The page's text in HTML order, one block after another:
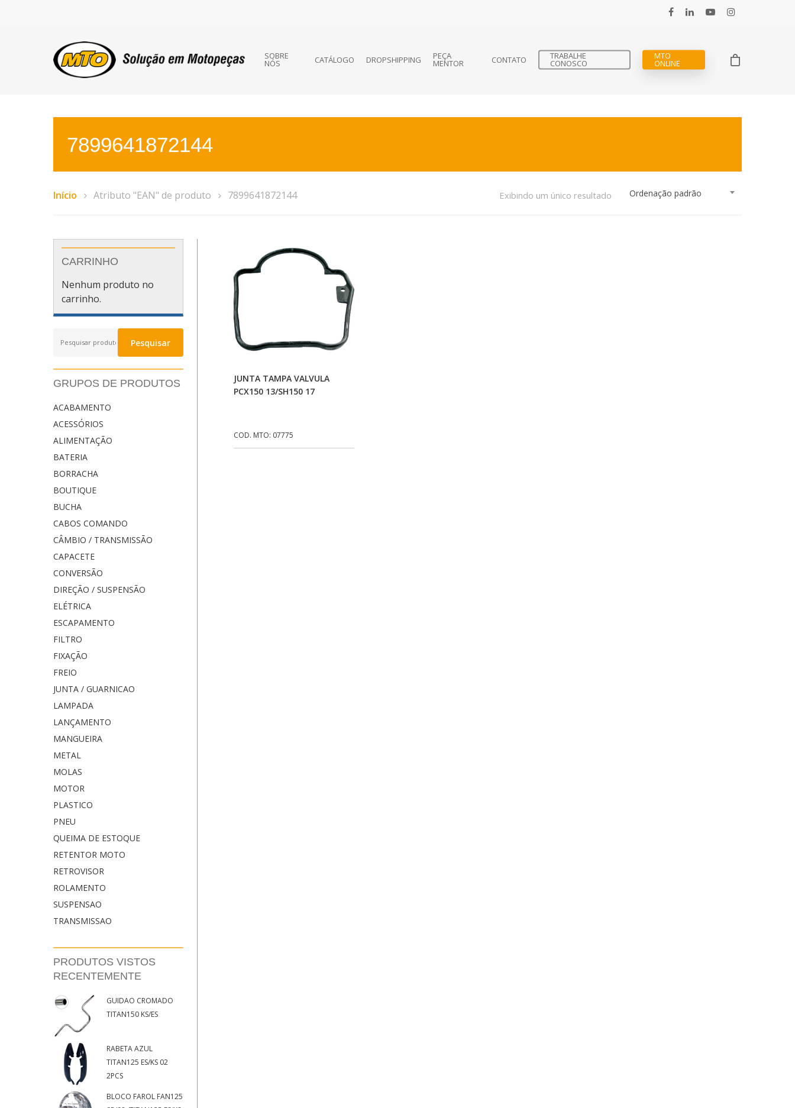
SOBRE
NÓS CATÁLOGO DROPSHIPPING PEÇA
MENTOR CONTATO TRABALHE
CONOSCO
MTO
ONLINE
7899641872144
Ordenação padrão
Exibindo um único resultado
Início Atributo "EAN" de produto 7899641872144
CARRINHO
Nenhum produto no
carrinho.
por:
Pesquisar
GRUPOS DE PRODUTOS
ACABAMENTO
ACESSÓRIOS
ALIMENTAÇÃO
BATERIA
BORRACHA
BOUTIQUE
BUCHA
CABOS COMANDO
CÂMBIO / TRANSMISSÃO
CAPACETE
CONVERSÃO
DIREÇÃO / SUSPENSÃO
ELÉTRICA
ESCAPAMENTO
FILTRO
FIXAÇÃO
FREIO
JUNTA / GUARNICAO
LAMPADA
LANÇAMENTO
MANGUEIRA
METAL
MOLAS
MOTOR
PLASTICO
PNEU
QUEIMA DE ESTOQUE
RETENTOR MOTO
RETROVISOR
ROLAMENTO
SUSPENSAO
TRANSMISSAO
PRODUTOS VISTOS
RECENTEMENTE
GUIDAO CROMADO
TITAN150 KS/ES
RABETA AZUL
TITAN125 ES/KS 02
2PCS
BLOCO FAROL FAN125
Adicionar Ao Carrinho
JUNTA TAMPA VALVULA
PCX150 13/SH150 17
COD. MTO: 07775